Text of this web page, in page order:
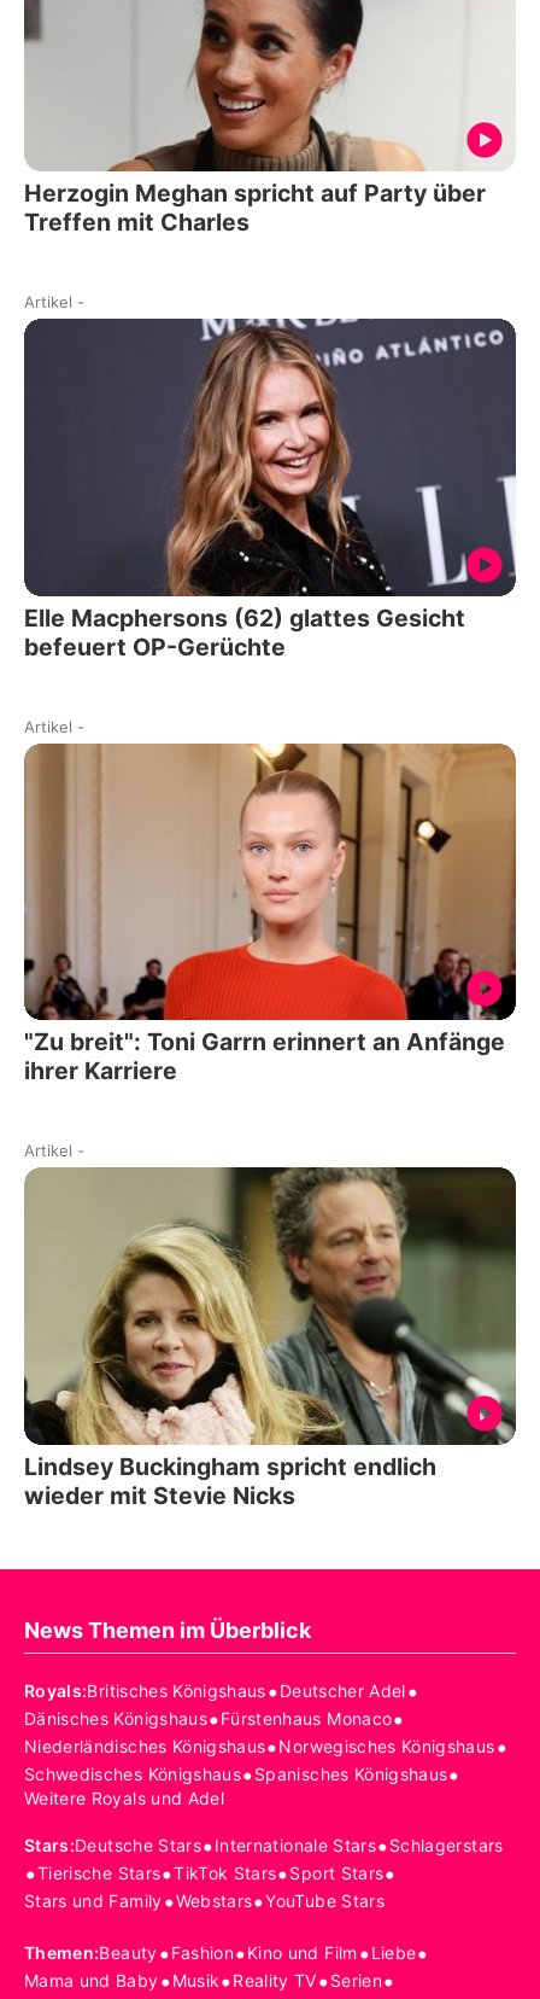
Herzogin Meghan spricht auf Party über
Treffen mit Charles
Artikel -
Elle Macphersons (62) glattes Gesicht
befeuert OP-Gerüchte
Artikel -
"Zu breit": Toni Garrn erinnert an Anfänge
ihrer Karriere
Artikel -
Lindsey Buckingham spricht endlich
wieder mit Stevie Nicks
News Themen im Überblick
Royals:Britisches Königshaus•Deutscher Adel•
Dänisches Königshaus•Fürstenhaus Monaco•
Niederländisches Königshaus•Norwegisches Königshaus•
Schwedisches Königshaus•Spanisches Königshaus•
Weitere Royals und Adel
Stars:Deutsche Stars•Internationale Stars•Schlagerstars
•Tierische Stars•TikTok Stars•Sport Stars•
Stars und Family•Webstars•YouTube Stars
Themen:Beauty•Fashion•Kino und Film •Liebe•
Mama und Baby•Musik•Reality TV•Serien•